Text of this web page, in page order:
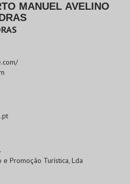
MANUEL AVELINO
e Promoção Turística, Lda